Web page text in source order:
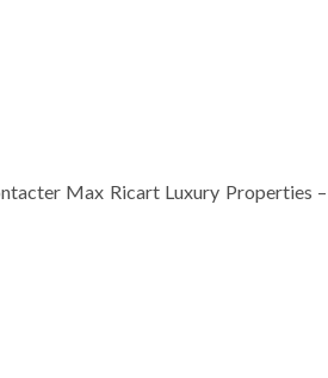
Max Ricart Luxury Properties –